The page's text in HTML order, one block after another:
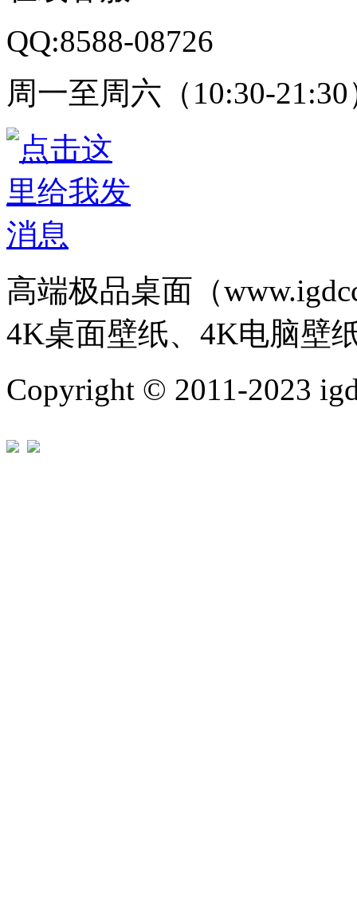
QQ:8588-08726
周一至周六（10:30-21:30
高端极品桌面（
4K桌面壁纸、4K电脑壁
Copyright © 2011-2023